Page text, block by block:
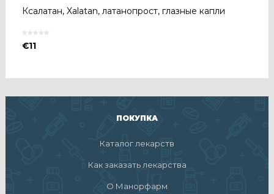
Ксалатан, Xalatan, латанопрост, глазные капли
€11
ПОКУПКА
Каталог лекарств
Как заказать лекарства
О Манорфарм